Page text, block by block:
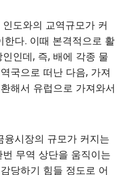
도와의 교역규모가 커
다. 이때 본격적으로 활
인데, 즉, 배에 각종 물
국으로 떠난 다음, 가져
해서 유럽으로 가져와서
시장의 규모가 커지는
무역 상단을 움직이는
당하기 힘들 정도로 어